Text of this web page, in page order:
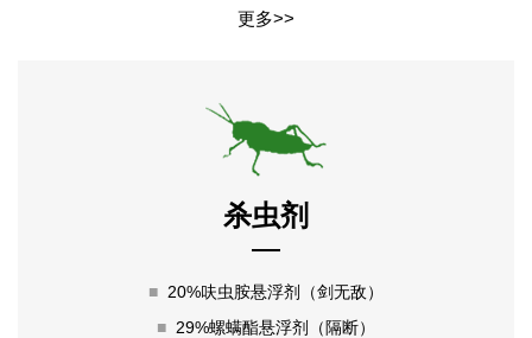
更多>>
杀虫剂
■ 20%呋虫胺悬浮剂（剑无敌）
■ 29%螺螨酯悬浮剂（隔断）